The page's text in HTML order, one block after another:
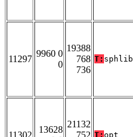
11297
9960 0
0
19388
768
736
T: sphlib
13628
21132
T: opt